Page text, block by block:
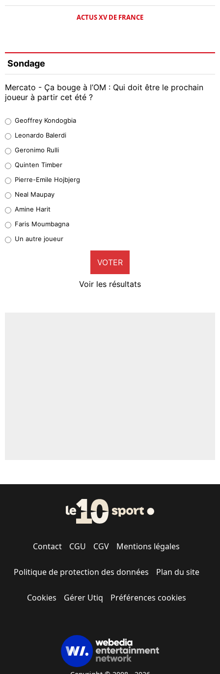
ACTUS XV DE FRANCE
Sondage
Mercato - Ça bouge à l’OM : Qui doit être le prochain
joueur à partir cet été ?
38%
32%
4%
1%
9%
Geoffrey Kondogbia
Leonardo Balerdi
Geronimo Rulli
Quinten Timber
Pierre-Emile Hojbjerg
Neal Maupay
Amine Harit
Faris Moumbagna
Un autre joueur
VOTER
Voir les résultats
Contact CGU CGV Mentions légales
Politique de protection des données Plan du site
Cookies Gérer Utiq Préférences cookies